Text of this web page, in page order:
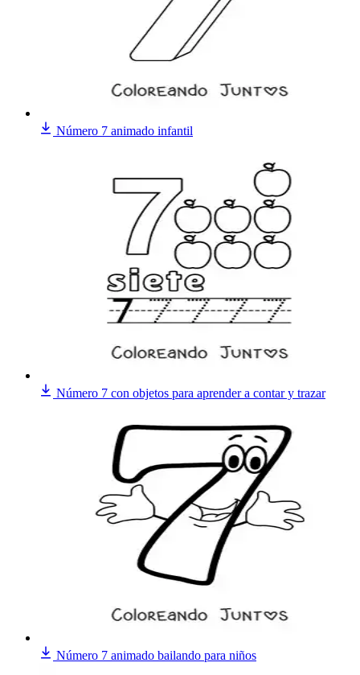
Número 7 animado infantil
Número 7 con objetos para aprender a contar y trazar
Número 7 animado bailando para niños